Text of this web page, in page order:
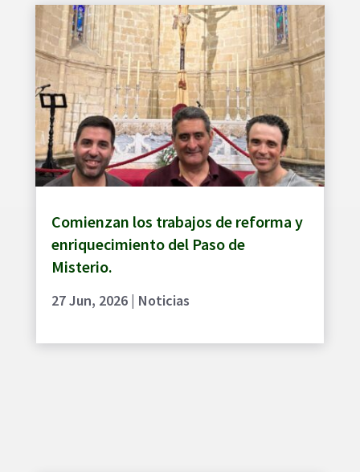
Comienzan los trabajos de reforma y
enriquecimiento del Paso de
Misterio.
27 Jun, 2026| Noticias